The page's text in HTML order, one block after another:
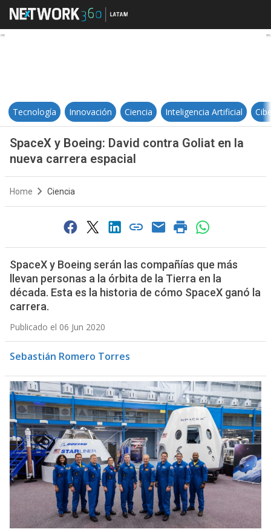
SpaceX y Boeing: David contra
Tecnología Innovación Ciencia Inteligencia Artificial
SpaceX y Boeing: David contra Goliat en la
nueva carrera espacial
Home Ciencia
SpaceX y Boeing serán las compañías que más
llevan personas a la órbita de la Tierra en la
década. Esta es la historia de cómo SpaceX ganó la
carrera.
Publicado el 06 Jun 2020
Sebastián Romero Torres